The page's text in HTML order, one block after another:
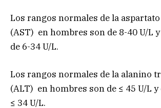
Los rangos normales de la
(AST) en hombres son de 8-40 U/L
de 6-34 U/L.
Los rangos normales de la alanino
(ALT) en hombres son de ≤ 45 U/L
≤ 34 U/L.